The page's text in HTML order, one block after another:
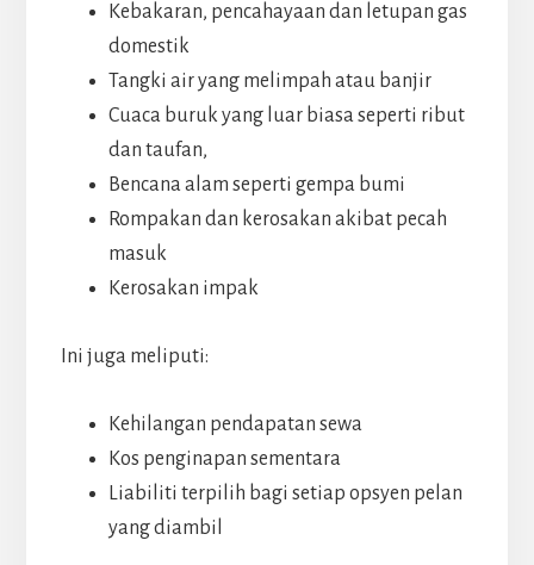
Kebakaran, pencahayaan dan letupan gas
domestik
Tangki air yang melimpah atau banjir
Cuaca buruk yang luar biasa seperti ribut
dan taufan,
Bencana alam seperti gempa bumi
Rompakan dan kerosakan akibat pecah
masuk
Kerosakan impak
Ini juga meliputi:
Kehilangan pendapatan sewa
Kos penginapan sementara
Liabiliti terpilih bagi setiap opsyen pelan
yang diambil